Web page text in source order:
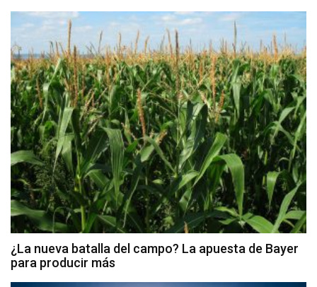
¿La nueva batalla del campo? La apuesta de Bayer
para producir más